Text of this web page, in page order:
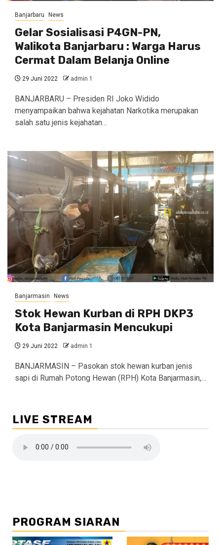
Banjarbaru News
Gelar Sosialisasi P4GN-PN,
Walikota Banjarbaru : Warga Harus
Cermat Dalam Belanja Online
29 Juni 2022 admin 1
BANJARBARU – Presiden RI Joko Widido
menyampaikan bahwa kejahatan Narkotika merupakan
salah satu jenis kejahatan…
Banjarmasin News
Stok Hewan Kurban di RPH DKP3
Kota Banjarmasin Mencukupi
29 Juni 2022 admin 1
BANJARMASIN – Pasokan stok hewan kurban jenis
sapi di Rumah Potong Hewan (RPH) Kota Banjarmasin,…
LIVE STREAM
PROGRAM SIARAN